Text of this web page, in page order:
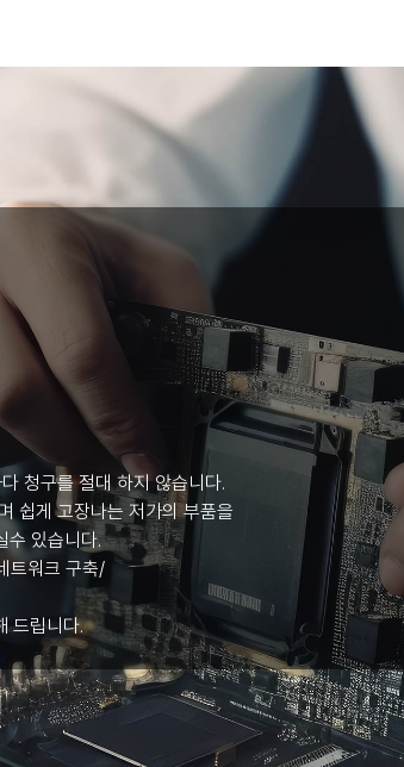
청구를 절대 하지 않습니다.
쉽게 고장나는 저가의 부품을
수 있습니다.
트워크 구축/
드립니다.